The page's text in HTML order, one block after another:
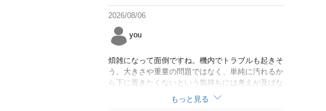
2026/08/06
you
煩雑になって面倒ですね。機内でトラブルも起きそ
う。大きさや重量の問題ではなく、単純に汚れるか
ら下に置きたくないという気持ちには考えが及ばな
かったのでしょうかね。いっそ、荷物棚を撤去した
座席を作って、座席指定も荷物も含んだプランとす
もっと見る